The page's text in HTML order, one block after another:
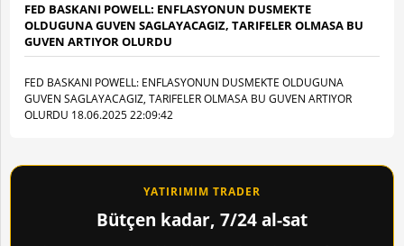
FED BASKANI POWELL: ENFLASYONUN DUSMEKTE
OLDUGUNA GUVEN SAGLAYACAGIZ, TARIFELER OLMASA BU
GUVEN ARTIYOR OLURDU
FED BASKANI POWELL: ENFLASYONUN DUSMEKTE OLDUGUNA
GUVEN SAGLAYACAGIZ, TARIFELER OLMASA BU GUVEN ARTIYOR
OLURDU 18.06.2025 22:09:42
YATIRIMIM TRADER
Bütçen kadar, 7/24 al-sat